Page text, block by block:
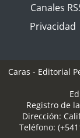
Canales
Privacidad
Caras - Editorial
Registro de
Dirección:
Teléfono: